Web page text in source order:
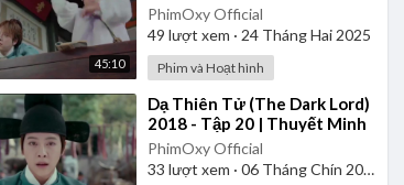
45:10
PhimOxy Official
49 lượt xem · 24 Tháng Hai 2025
Phim và Hoạt hình
⁣Dạ Thiên Tử (The Dark Lord)
2018 - Tập 20 | Thuyết Minh
PhimOxy Official
33 lượt xem · 06 Tháng Chín 2025